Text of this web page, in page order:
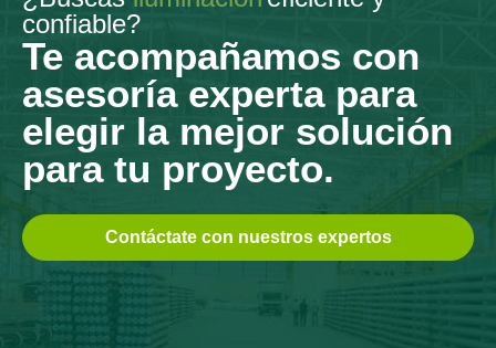
confiable?
Te acompañamos con
asesoría experta para
elegir la mejor solución
para tu proyecto.
Contáctate con nuestros expertos